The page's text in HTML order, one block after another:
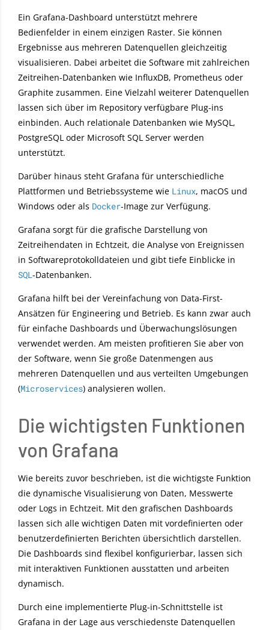
Ein Grafana-Dashboard unterstützt mehrere
Bedienfelder in einem einzigen Raster. Sie können
Ergebnisse aus mehreren Datenquellen gleichzeitig
visualisieren. Dabei arbeitet die Software mit zahlreichen
Zeitreihen-Datenbanken wie InfluxDB, Prometheus oder
Graphite zusammen. Eine Vielzahl weiterer Datenquellen
lassen sich über im Repository verfügbare Plug-ins
einbinden. Auch relationale Datenbanken wie MySQL,
PostgreSQL oder Microsoft SQL Server werden
unterstützt.
Darüber hinaus steht Grafana für unterschiedliche
Plattformen und Betriebssysteme wie Linux, macOS und
Windows oder als Docker-Image zur Verfügung.
Grafana sorgt für die grafische Darstellung von
Zeitreihendaten in Echtzeit, die Analyse von Ereignissen
in Softwareprotokolldateien und gibt tiefe Einblicke in
SQL-Datenbanken.
Grafana hilft bei der Vereinfachung von Data-First-
Ansätzen für Engineering und Betrieb. Es kann zwar auch
für einfache Dashboards und Überwachungslösungen
verwendet werden. Am meisten profitieren Sie aber von
der Software, wenn Sie große Datenmengen aus
mehreren Datenquellen und aus verteilten Umgebungen
(Microservices) analysieren wollen.
Die wichtigsten Funktionen
von Grafana
Wie bereits zuvor beschrieben, ist die wichtigste Funktion
die dynamische Visualisierung von Daten, Messwerte
oder Logs in Echtzeit. Mit den grafischen Dashboards
lassen sich alle wichtigen Daten mit vordefinierten oder
benutzerdefinierten Berichten übersichtlich darstellen.
Die Dashboards sind flexibel konfigurierbar, lassen sich
mit interaktiven Funktionen ausstatten und arbeiten
dynamisch.
Durch eine implementierte Plug-in-Schnittstelle ist
Grafana in der Lage aus verschiedenste Datenquellen